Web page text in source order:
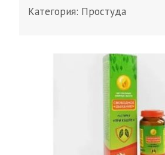
Категория: Простуда